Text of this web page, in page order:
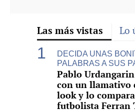
Las más vistas Lo
DECIDA UNAS
PALABRAS A SUS
Pablo
con un llamativo
look y lo
futbolista Ferran